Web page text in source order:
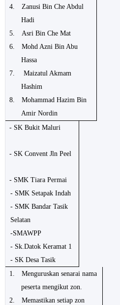
4.
Zanusi Bin Che Abdul
Hadi
5.
Asri Bin Che Mat
6.
Mohd Azni Bin Abu
Hassa
7.
Maizatul Akmam
Hashim
8.
Mohammad Hazim Bin
Amir Nordin
- SK Bukit Maluri
- SK Convent Jln Peel
- SMK Tiara Permai
- SMK Setapak Indah
- SMK Bandar Tasik
Selatan
-SMAWPP
- Sk.Datok Keramat 1
- SK Desa Tasik
1.
Menguruskan senarai nama
peserta mengikut zon.
2.
Memastikan setiap zon